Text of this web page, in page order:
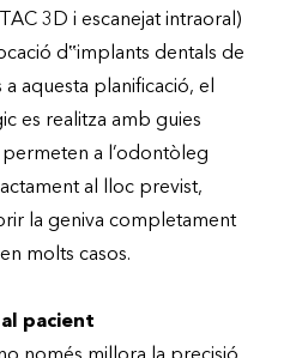
3D i escanejat intraoral)
d‟implants dentals de
aquesta planificació, el
es realitza amb guies
a l’odontòleg
al lloc previst,
la geniva completament
molts casos.
pacient